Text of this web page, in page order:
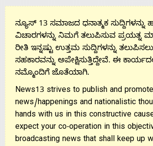
ನ್ಯೂಸ್ 13 ಸಮಾಜದ ಧನಾತ್ಮಕ ಸುದ್ದಿಗಳನ್ನು
ವಿಚಾರಗಳನ್ನು ನಿಮಗೆ ತಲುಪಿಸುವ ಪ್ರಯತ್ನ
ರೀತಿ ಇನ್ನಷ್ಟು ಉತ್ತಮ ಸುದ್ದಿಗಳನ್ನು
ಸಹಕಾರವನ್ನು ಅಪೇಕ್ಷಿಸುತ್ತಿದ್ದೇವೆ. ಈ
ನಮ್ಮೊಂದಿಗೆ ಜೊತೆಯಾಗಿ.
News13 strives to publish and
news/happenings and nationalistic
hands with us in this constructive
expect your co-operation in this
broadcasting news that shall keep up